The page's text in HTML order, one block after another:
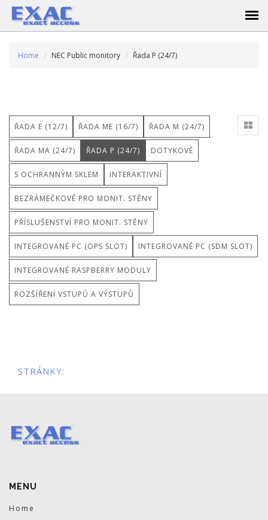
Home NEC Public monitory Řada P (24/7)
ŘADA E (12/7) ŘADA ME (16/7) ŘADA M (24/7)
ŘADA MA (24/7) ŘADA P (24/7) DOTYKOVÉ
S OCHRANNÝM SKLEM INTERAKTIVNÍ
BEZRÁMEČKOVÉ PRO MONIT. STĚNY
PŘÍSLUŠENSTVÍ PRO MONIT. STĚNY
INTEGROVANÉ PC (OPS SLOT) INTEGROVANÉ PC (SDM SLOT)
INTEGROVANÉ RASPBERRY MODULY
ROZŠÍŘENÍ VSTUPŮ A VÝSTUPŮ
STRÁNKY:
MENU
Home